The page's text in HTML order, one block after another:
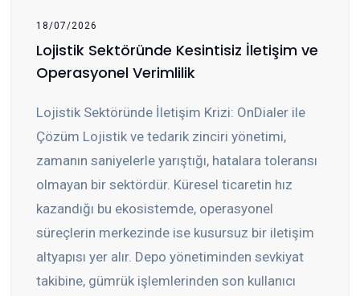
18/07/2026
Lojistik Sektöründe Kesintisiz İletişim ve
Operasyonel Verimlilik
Lojistik Sektöründe İletişim Krizi: OnDialer ile
Çözüm Lojistik ve tedarik zinciri yönetimi,
zamanın saniyelerle yarıştığı, hatalara toleransı
olmayan bir sektördür. Küresel ticaretin hız
kazandığı bu ekosistemde, operasyonel
süreçlerin merkezinde ise kusursuz bir iletişim
altyapısı yer alır. Depo yönetiminden sevkiyat
takibine, gümrük işlemlerinden son kullanıcı